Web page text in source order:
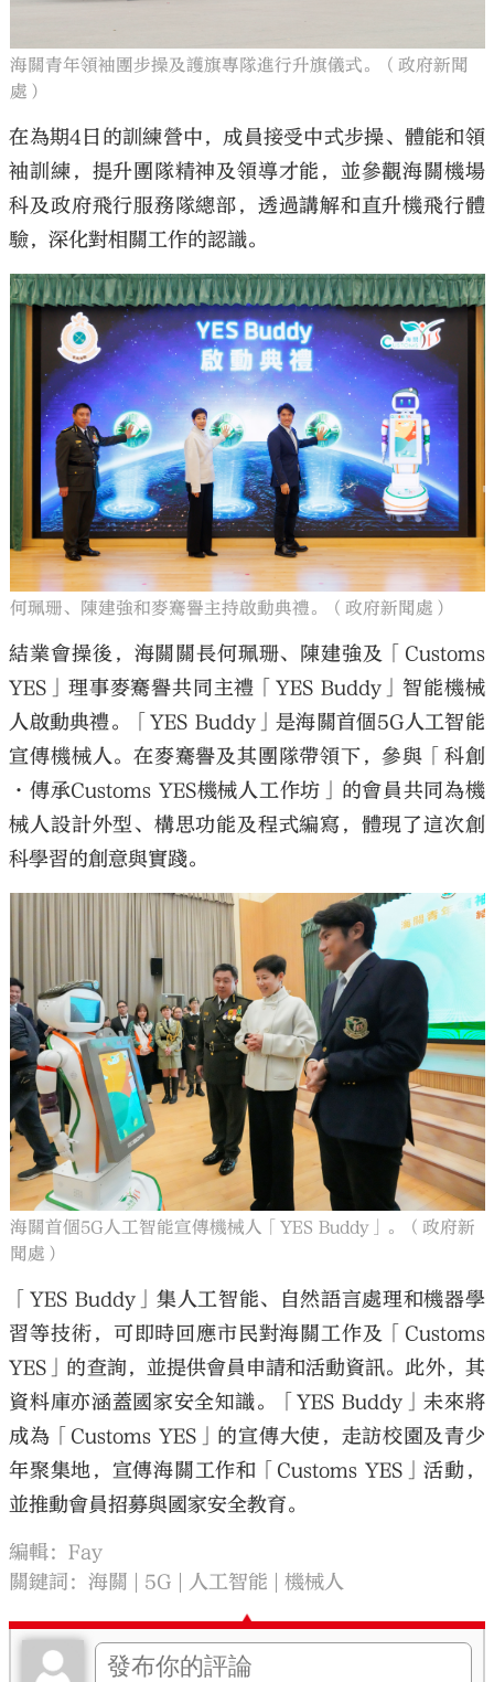
海關青年領袖團步操及護旗專隊進行升旗儀式。（政府新聞
處）
在為期4日的訓練營中，成員接受中式步操、體能和領
袖訓練，提升團隊精神及領導才能，並參觀海關機場
科及政府飛行服務隊總部，透過講解和直升機飛行體
驗，深化對相關工作的認識。
何珮珊、陳建強和麥騫譽主持啟動典禮。（政府新聞處）
結業會操後，海關關長何珮珊、陳建強及「Customs
YES」理事麥騫譽共同主禮「YES Buddy」智能機械
人啟動典禮。「YES Buddy」是海關首個5G人工智能
宣傳機械人。在麥騫譽及其團隊帶領下，參與「科創
·傳承Customs YES機械人工作坊」的會員共同為機
械人設計外型、構思功能及程式編寫，體現了這次創
科學習的創意與實踐。
海關首個5G人工智能宣傳機械人「YES Buddy」。（政府新
聞處）
「YES Buddy」集人工智能、自然語言處理和機器學
習等技術，可即時回應市民對海關工作及「Customs
YES」的查詢，並提供會員申請和活動資訊。此外，其
資料庫亦涵蓋國家安全知識。「YES Buddy」未來將
成為「Customs YES」的宣傳大使，走訪校園及青少
年聚集地，宣傳海關工作和「Customs YES」活動，
並推動會員招募與國家安全教育。
編輯：Fay
關鍵詞：海關 5G 人工智能 機械人